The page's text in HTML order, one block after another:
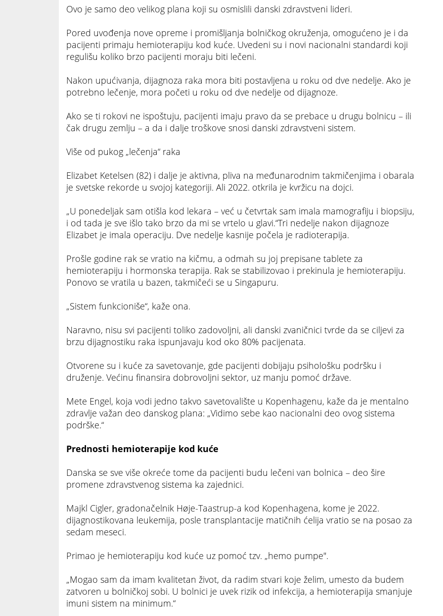
Ovo je samo deo velikog plana koji su osmislili danski zdravstveni lideri.
Pored uvođenja nove opreme i promišljanja bolničkog okruženja, omogućeno je i da
pacijenti primaju hemioterapiju kod kuće. Uvedeni su i novi nacionalni standardi koji
regulišu koliko brzo pacijenti moraju biti lečeni.
Nakon upućivanja, dijagnoza raka mora biti postavljena u roku od dve nedelje. Ako je
potrebno lečenje, mora početi u roku od dve nedelje od dijagnoze.
Ako se ti rokovi ne ispoštuju, pacijenti imaju pravo da se prebace u drugu bolnicu – ili
čak drugu zemlju – a da i dalje troškove snosi danski zdravstveni sistem.
Više od pukog „lečenja“ raka
Elizabet Ketelsen (82) i dalje je aktivna, pliva na međunarodnim takmičenjima i obarala
je svetske rekorde u svojoj kategoriji. Ali 2022. otkrila je kvržicu na dojci.
„U ponedeljak sam otišla kod lekara – već u četvrtak sam imala mamografiju i biopsiju,
i od tada je sve išlo tako brzo da mi se vrtelo u glavi.“Tri nedelje nakon dijagnoze
Elizabet je imala operaciju. Dve nedelje kasnije počela je radioterapija.
Prošle godine rak se vratio na kičmu, a odmah su joj prepisane tablete za
hemioterapiju i hormonska terapija. Rak se stabilizovao i prekinula je hemioterapiju.
Ponovo se vratila u bazen, takmičeći se u Singapuru.
„Sistem funkcioniše“, kaže ona.
Naravno, nisu svi pacijenti toliko zadovoljni, ali danski zvaničnici tvrde da se ciljevi za
brzu dijagnostiku raka ispunjavaju kod oko 80% pacijenata.
Otvorene su i kuće za savetovanje, gde pacijenti dobijaju psihološku podršku i
druženje. Većinu finansira dobrovoljni sektor, uz manju pomoć države.
Mete Engel, koja vodi jedno takvo savetovalište u Kopenhagenu, kaže da je mentalno
zdravlje važan deo danskog plana: „Vidimo sebe kao nacionalni deo ovog sistema
podrške.“
Prednosti hemioterapije kod kuće
Danska se sve više okreće tome da pacijenti budu lečeni van bolnica – deo šire
promene zdravstvenog sistema ka zajednici.
Majkl Cigler, gradonačelnik Høje-Taastrup-a kod Kopenhagena, kome je 2022.
dijagnostikovana leukemija, posle transplantacije matičnih ćelija vratio se na posao za
sedam meseci.
Primao je hemioterapiju kod kuće uz pomoć tzv. „hemo pumpe".
„Mogao sam da imam kvalitetan život, da radim stvari koje želim, umesto da budem
zatvoren u bolničkoj sobi. U bolnici je uvek rizik od infekcija, a hemioterapija smanjuje
imuni sistem na minimum.“